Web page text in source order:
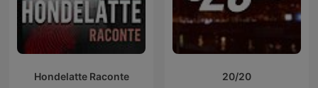
Hondelatte Raconte 20/20